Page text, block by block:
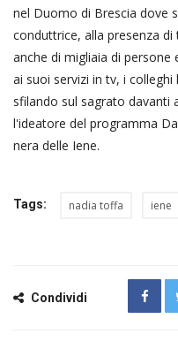
nel Duomo di Brescia dove
conduttrice, alla presenza
anche di migliaia di
ai suoi servizi in tv, i
sfilando sul sagrato davanti
l'ideatore del programma
nera delle Iene.
Tags: nadia toffa iene
Condividi